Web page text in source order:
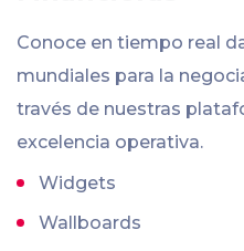
Conoce en tiempo real
mundiales para la
través de nuestras
excelencia operativa.
Widgets
Wallboards